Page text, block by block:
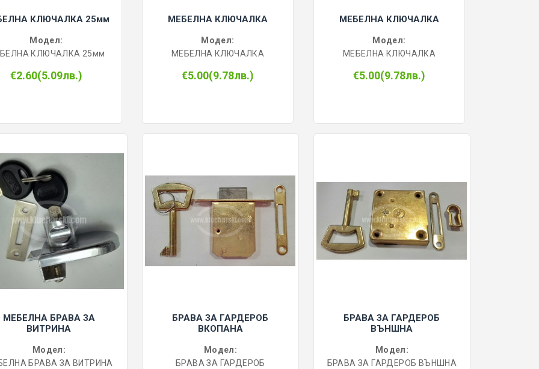
КЛЮЧАЛКА 25мм
Модел:
КЛЮЧАЛКА 25мм
€2.60(5.09лв.)
МЕБЕЛНА КЛЮЧАЛКА
Модел:
МЕБЕЛНА КЛЮЧАЛКА
€5.00(9.78лв.)
МЕБЕЛНА КЛЮЧАЛКА
Модел:
МЕБЕЛНА КЛЮЧАЛКА
€5.00(9.78лв.)
МЕБЕЛНА БРАВА ЗА
ВИТРИНА
Модел:
БРАВА ЗА ВИТРИНА
БРАВА ЗА ГАРДЕРОБ
ВКОПАНА
Модел:
БРАВА ЗА ГАРДЕРОБ
БРАВА ЗА ГАРДЕРОБ
ВЪНШНА
Модел:
БРАВА ЗА ГАРДЕРОБ ВЪНШНА